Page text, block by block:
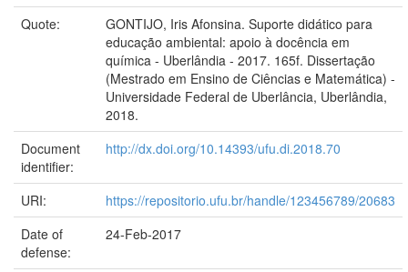
Quote:
GONTIJO, Iris Afonsina. Suporte didático para
educação ambiental: apoio à docência em
química - Uberlândia - 2017. 165f. Dissertação
(Mestrado em Ensino de Ciências e Matemática) -
Universidade Federal de Uberlância, Uberlândia,
2018.
Document
identifier:
http://dx.doi.org/10.14393/ufu.di.2018.70
URI:
https://repositorio.ufu.br/handle/123456789/20683
Date of
defense:
24-Feb-2017